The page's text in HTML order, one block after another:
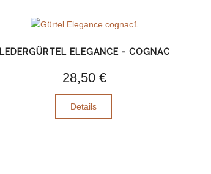
LEDERGÜRTEL ELEGANCE - COGNAC
28,50 €
Details